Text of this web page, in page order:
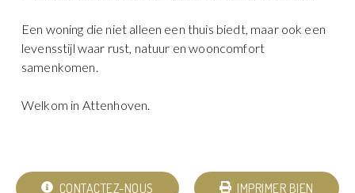
Een woning die niet alleen een thuis biedt, maar ook een
levensstijl waar rust, natuur en wooncomfort
samenkomen.
Welkom in Attenhoven.
CONTACTEZ-NOUS IMPRIMER BIEN